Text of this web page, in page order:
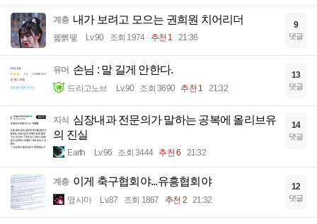
계층 내가 보려고 모으는 권희원 치어리더
꿻뻵뗗 Lv.90 조회 1974 추천 1 21:36
9
댓글
유머 손님 : 말 길게 안한다.
드라고노브 Lv.90 조회 3690 추천 1 21:32
13
댓글
지식
심장내과 전문의가 말하는 공복에 올리브유
의 진실
Earth Lv.96 조회 3444 추천 6 21:32
14
댓글
계층 이게 축구협회야...유흥협회야
옆사마 Lv.87 조회 1867 추천 2 21:32
12
댓글